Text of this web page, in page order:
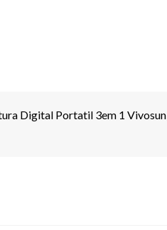
Digital Portatil 3em 1 Vivosun